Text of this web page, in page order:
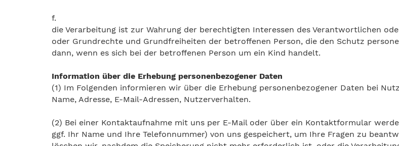
f.
die Verarbeitung ist zur Wahrung der berechtigten Interessen des Verantwortlichen
oder Grundrechte und Grundfreiheiten der betroffenen Person, die den Schutz
dann, wenn es sich bei der betroffenen Person um ein Kind handelt.
Information über die Erhebung personenbezogener Daten
(1) Im Folgenden informieren wir über die Erhebung personenbezogener Daten bei
Name, Adresse, E-Mail-Adressen, Nutzerverhalten.
(2) Bei einer Kontaktaufnahme mit uns per E-Mail oder über ein Kontaktformular
ggf. Ihr Name und Ihre Telefonnummer) von uns gespeichert, um Ihre Fragen zu